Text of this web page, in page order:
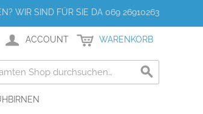
WIR SIND FÜR SIE DA 069 26910263
ACCOUNT WARENKORB